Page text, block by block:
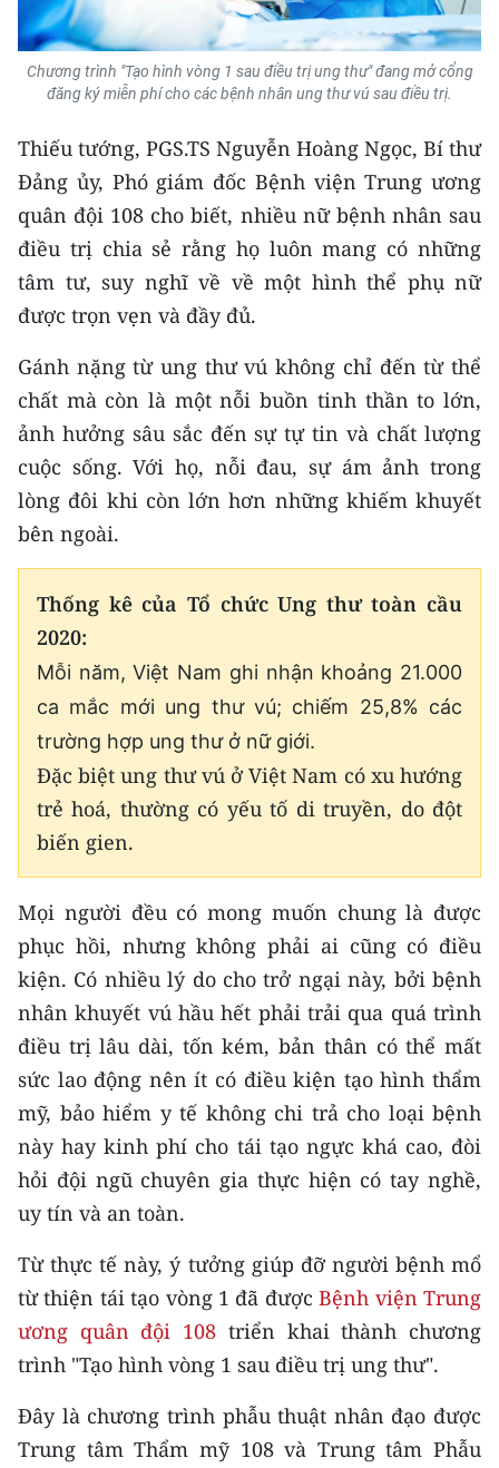
BẠN ĐỌC
KIỂM CHỨNG THÔNG TIN
54 DÂN TỘC VIỆT NAM
CHƯƠNG TRÌNH OCOP - MỖI XÃ
MỘT SẢN PHẨM
RADIO
MEDIA CENTER
E-Magazine
Video
Media Chính trị
Media Văn hóa
Media Xã hội
Media Du lịch
Media Thế giới
Media Thể thao
Media Giáo dục
Media Y tế
Media Khoa học - Công nghệ
Media Môi trường
Ảnh
Infographic
TIN ĐỊA PHƯƠNG
Trung du và miền núi phía Bắc
Bắc Trung Bộ
Chương trình "Tạo hình vòng 1 sau điều trị ung thư" đang mở cổng
đăng ký miễn phí cho các bệnh nhân ung thư vú sau điều trị.
Thiếu tướng, PGS.TS Nguyễn Hoàng Ngọc, Bí thư
Đảng ủy, Phó giám đốc Bệnh viện Trung ương
quân đội 108 cho biết, nhiều nữ bệnh nhân sau
điều trị chia sẻ rằng họ luôn mang có những
tâm tư, suy nghĩ về về một hình thể phụ nữ
được trọn vẹn và đầy đủ.
Gánh nặng từ ung thư vú không chỉ đến từ thể
chất mà còn là một nỗi buồn tinh thần to lớn,
ảnh hưởng sâu sắc đến sự tự tin và chất lượng
cuộc sống. Với họ, nỗi đau, sự ám ảnh trong
lòng đôi khi còn lớn hơn những khiếm khuyết
bên ngoài.
Thống kê của Tổ chức Ung thư toàn cầu
2020:
Mỗi năm, Việt Nam ghi nhận khoảng 21.000
ca mắc mới ung thư vú; chiếm 25,8% các
trường hợp ung thư ở nữ giới.
Đặc biệt ung thư vú ở Việt Nam có xu hướng
trẻ hoá, thường có yếu tố di truyền, do đột
biến gien.
Mọi người đều có mong muốn chung là được
phục hồi, nhưng không phải ai cũng có điều
kiện. Có nhiều lý do cho trở ngại này, bởi bệnh
nhân khuyết vú hầu hết phải trải qua quá trình
điều trị lâu dài, tốn kém, bản thân có thể mất
sức lao động nên ít có điều kiện tạo hình thẩm
mỹ, bảo hiểm y tế không chi trả cho loại bệnh
này hay kinh phí cho tái tạo ngực khá cao, đòi
hỏi đội ngũ chuyên gia thực hiện có tay nghề,
uy tín và an toàn.
Từ thực tế này, ý tưởng giúp đỡ người bệnh mổ
từ thiện tái tạo vòng 1 đã đượcBệnh viện Trung
ương quân đội 108 triển khai thành chương
trình "Tạo hình vòng 1 sau điều trị ung thư".
Đây là chương trình phẫu thuật nhân đạo được
Trung tâm Thẩm mỹ 108 và Trung tâm Phẫu